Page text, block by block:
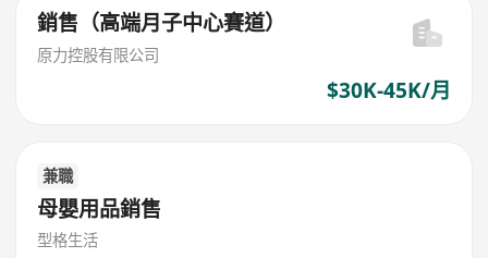
銷售（高端月子中心賽道）
原力控股有限公司
$30K-45K/月
兼職
母嬰用品銷售
型格生活